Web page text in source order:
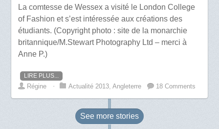
La comtesse de Wessex a visité le London College
of Fashion et s’est intéressée aux créations des
étudiants. (Copyright photo : site de la monarchie
britannique/M.Stewart Photography Ltd – merci à
Anne P.)
LIRE PLUS...
Régine ⋅ Actualité 2013,Angleterre 18 Comments
See more stories